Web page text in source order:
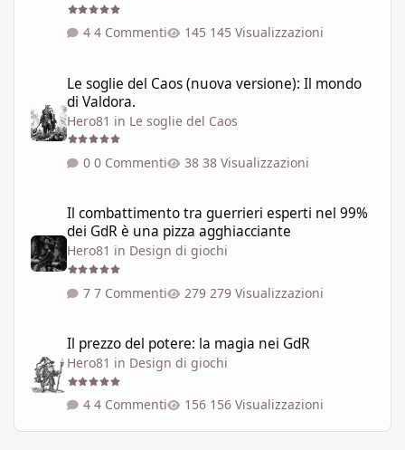
4 Commenti 145 Visualizzazioni
Le soglie del Caos (nuova versione): Il mondo
di Valdora.
Hero81 in Le soglie del Caos
0 Commenti 38 Visualizzazioni
Il combattimento tra guerrieri esperti nel 99%
dei GdR è una pizza agghiacciante
Hero81 in Design di giochi
7 Commenti 279 Visualizzazioni
Il prezzo del potere: la magia nei GdR
Hero81 in Design di giochi
4 Commenti 156 Visualizzazioni